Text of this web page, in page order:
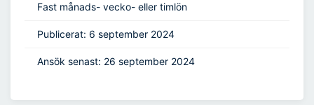
Fast månads- vecko- eller timlön
Publicerat: 6 september 2024
Ansök senast: 26 september 2024